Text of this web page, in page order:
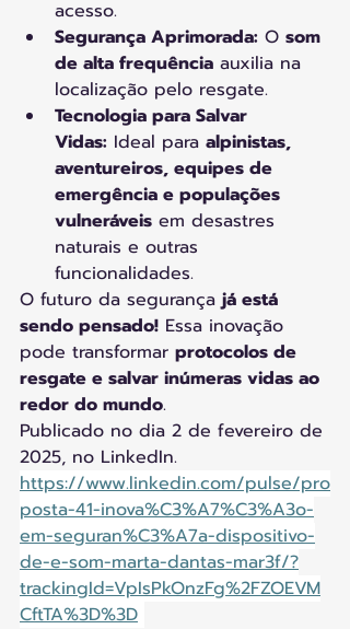
acesso.
Segurança Aprimorada: O som
de alta frequência auxilia na
localização pelo resgate.
Tecnologia para Salvar
Vidas: Ideal para alpinistas,
aventureiros, equipes de
emergência e populações
vulneráveis em desastres
naturais e outras
funcionalidades.
O futuro da segurança já está
sendo pensado! Essa inovação
pode transformar protocolos de
resgate e salvar inúmeras vidas ao
redor do mundo.
Publicado no dia 2 de fevereiro de
2025, no LinkedIn.
https://www.linkedin.com/pulse/pro
posta-41-inova%C3%A7%C3%A3o-
em-seguran%C3%A7a-dispositivo-
de-e-som-marta-dantas-mar3f/?
trackingId=VpIsPkOnzFg%2FZOEVM
CftTA%3D%3D